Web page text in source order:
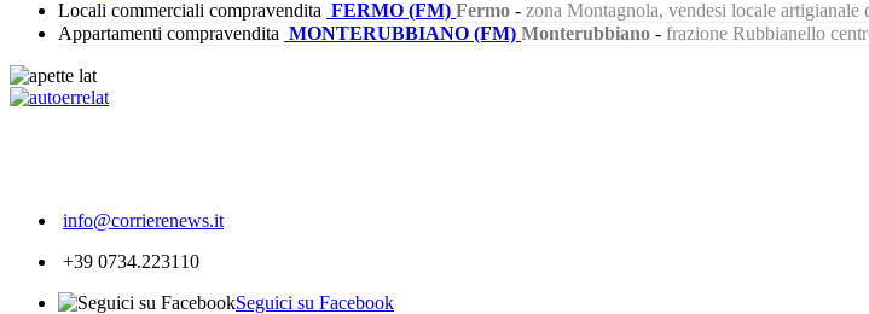
Locali commerciali compravendita FERMO (FM) Fermo - zona Montagnola, vendesi locale artigianale
Appartamenti compravendita MONTERUBBIANO (FM) Monterubbiano - frazione Rubbianello
info@corrierenews.it
+39 0734.223110
Seguici su Facebook